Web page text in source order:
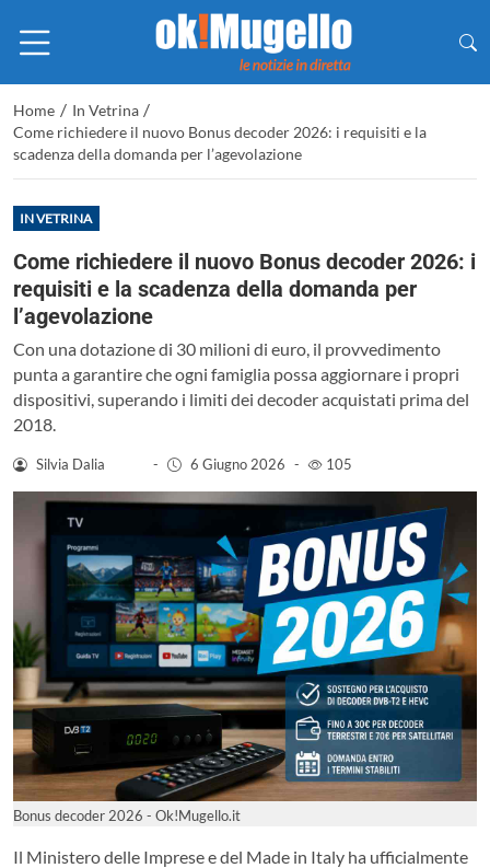
Home / In Vetrina /
Come richiedere il nuovo Bonus decoder 2026: i requisiti e la
scadenza della domanda per l’agevolazione
IN VETRINA
Come richiedere il nuovo Bonus decoder 2026: i
requisiti e la scadenza della domanda per
l’agevolazione
Con una dotazione di 30 milioni di euro, il provvedimento
punta a garantire che ogni famiglia possa aggiornare i propri
dispositivi, superando i limiti dei decoder acquistati prima del
2018.
Silvia Dalia - 6 Giugno 2026 - 105
Bonus decoder 2026 - Ok!Mugello.it
Il Ministero delle Imprese e del Made in Italy ha ufficialmente